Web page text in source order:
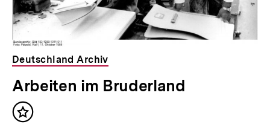
Deutschland Archiv
Arbeiten im Bruderland
Inhalt